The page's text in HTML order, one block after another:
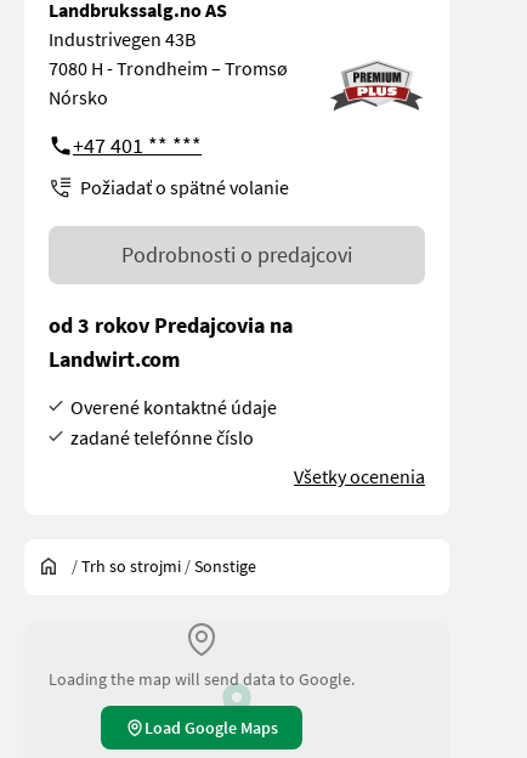
Landbrukssalg.no AS
Industrivegen 43B
7080 H - Trondheim – Tromsø
Nórsko
+47 401 ** ***
Požiadať o spätné volanie
Podrobnosti o predajcovi
od 3 rokov Predajcovia na
Landwirt.com
Overené kontaktné údaje
zadané telefónne číslo
Všetky ocenenia
/Trh so strojmi /Sonstige
Loading the map will send data to Google.
Load Google Maps